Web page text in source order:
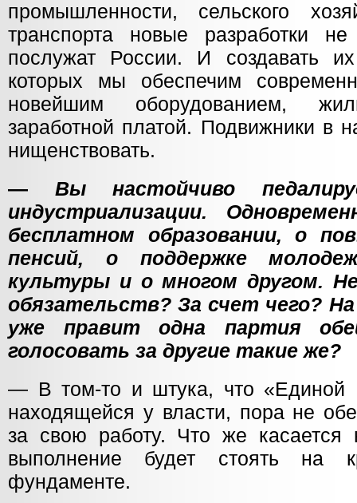
промышленности, сельского
транспорта новые разработки
послужат России. И создавать
которых мы обеспечим
новейшим оборудованием,
заработной платой. Подвижники в
нищенствовать.
— Вы настойчиво
индустриализации.
бесплатном образовании, о
пенсий, о поддержке
культуры и о многом другом.
обязательств? За счет чего?
уже правит одна партия
голосовать за другие такие же?
— В том-то и штука, что «Единой
находящейся у власти, пора не
за свою работу. Что же
выполнение будет стоять на
фундаменте.